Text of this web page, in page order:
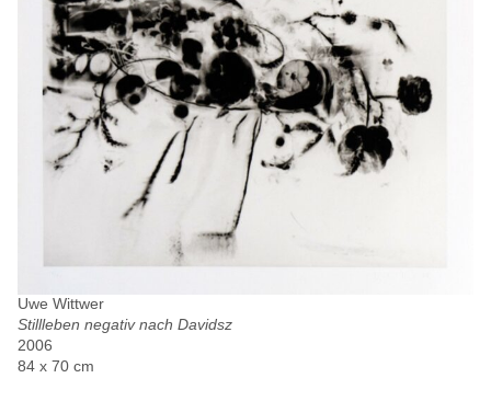
Uwe Wittwer
Stillleben negativ nach Davidsz
2006
84 x 70 cm